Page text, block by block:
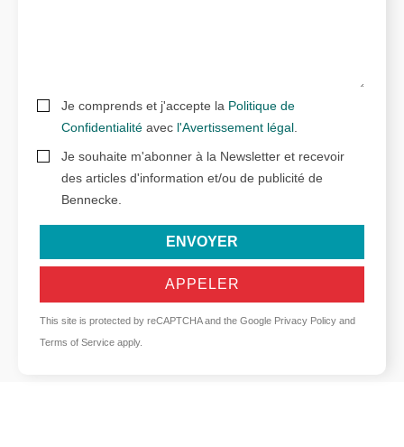
Je comprends et j'accepte la Politique de
Confidentialité avec l'Avertissement légal
Je souhaite m'abonner à la Newsletter et recevoir
des articles d'information et/ou de publicité de
Bennecke.
ENVOYER
APPELER
This site is protected by reCAPTCHA and the Google Privacy Policy and
Terms of Service apply.